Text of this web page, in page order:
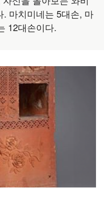
마치미네는 5대손, 마
12대손이다.